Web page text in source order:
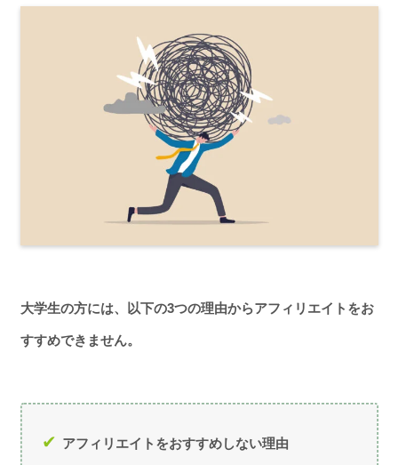
大学生の方には、以下の3つの理由からアフィリエイトをお
すすめできません。
アフィリエイトをおすすめしない理由